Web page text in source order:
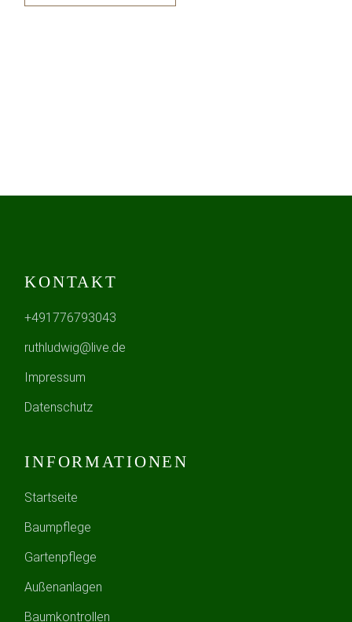
KONTAKT
+491776793043
ruthludwig@live.de
Impressum
Datenschutz
INFORMATIONEN
Startseite
Baumpflege
Gartenpflege
Außenanlagen
Baumkontrollen